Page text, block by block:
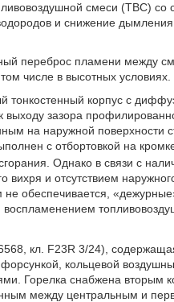
смеси (ТВС) со
и снижение дымления
переброс пламени между
числе в высотных условиях.
тонкостенный корпус с
выходу зазора
на наружной поверхности
с отбортовкой на
Однако в связи с
вихря и отсутствием
обеспечивается,
воспламенением
кл. F23R 3/24),
кольцевой
Горелка снабжена вторым
между центральным и